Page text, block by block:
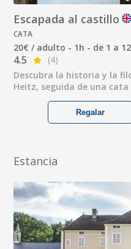
Escapada al castillo
CATA
20€ / adulto - 1h - de 1 a
4.5
(4)
Descubra la historia y la
Heitz, seguida de una cata
Regalar
Estancia